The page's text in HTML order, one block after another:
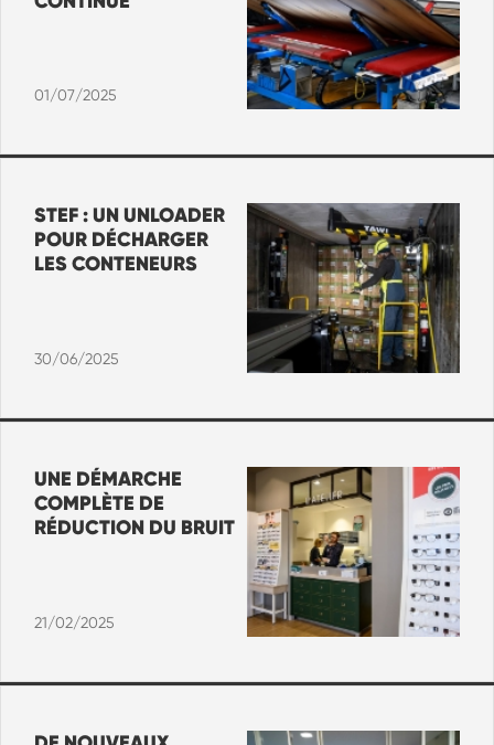
01/07/2025
STEF : UN UNLOADER
POUR DÉCHARGER
LES CONTENEURS
30/06/2025
UNE DÉMARCHE
COMPLÈTE DE
RÉDUCTION DU BRUIT
21/02/2025